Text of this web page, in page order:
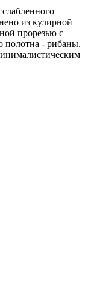
из кулирной
прорезью с
полотна - рибаны.